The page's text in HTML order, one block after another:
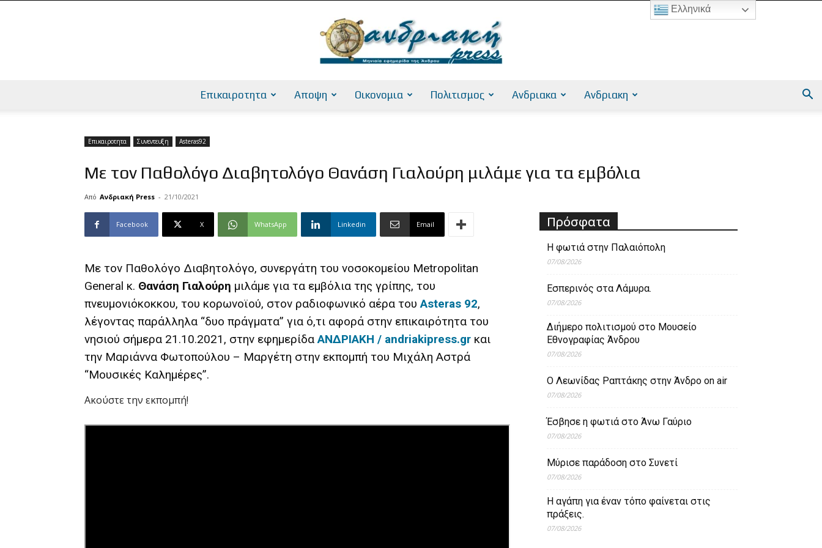
Επικαιροτητα Αποψη Οικονομια Πολιτισμος Ανδριακα Ανδριακη
Επικαιροτητα Συνεντευξη Asteras92
Με τον Παθολόγο Διαβητολόγο Θανάση Γιαλούρη μιλάμε για τα εμβόλια
Από Ανδριακή Press - 21/10/2021
Facebook X WhatsApp Linkedin Email
Με τον Παθολόγο Διαβητολόγο, συνεργάτη του νοσοκομείου Metropolitan
General κ. Θανάση Γιαλούρη μιλάμε για τα εμβόλια της γρίπης, του
πνευμονιόκοκκου, του κορωνοϊού, στον ραδιοφωνικό αέρα του Asteras 92,
λέγοντας παράλληλα “δυο πράγματα” για ό,τι αφορά στην επικαιρότητα του
νησιού σήμερα 21.10.2021, στην εφημερίδαΑΝΔΡΙΑΚΗ / andriakipress.gr και
την Μαριάννα Φωτοπούλου – Μαργέτη στην εκπομπή του Μιχάλη Αστρά
“Μουσικές Καλημέρες”.
Ακούστε την εκπομπή!
Πρόσφατα
Η φωτιά στην Παλαιόπολη
07/08/2026
Εσπερινός στα Λάμυρα.
07/08/2026
Διήμερο πολιτισμού στο Μουσείο
Εθνογραφίας Άνδρου
07/08/2026
Ο Λεωνίδας Ραπτάκης στην Άνδρο on air
07/08/2026
Έσβησε η φωτιά στο Άνω Γαύριο
07/08/2026
Μύρισε παράδοση στο Συνετί
07/08/2026
Η αγάπη για έναν τόπο φαίνεται στις
πράξεις.
07/08/2026
Ελληνικά